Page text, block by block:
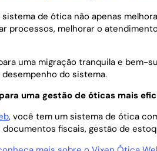
sistema de ótica não apenas
processos, melhorar o
uma migração tranquila e bem-
do sistema.
uma gestão de óticas mais
, você tem um sistema de ótica
fiscais, gestão de